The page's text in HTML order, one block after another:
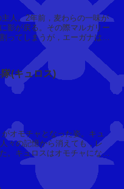
影が戻る。その際マルガリー
ってしまうが，エーガナは皿
(キュロス)
々の記憶から消えても，レ
。キュロスはオモチャになる